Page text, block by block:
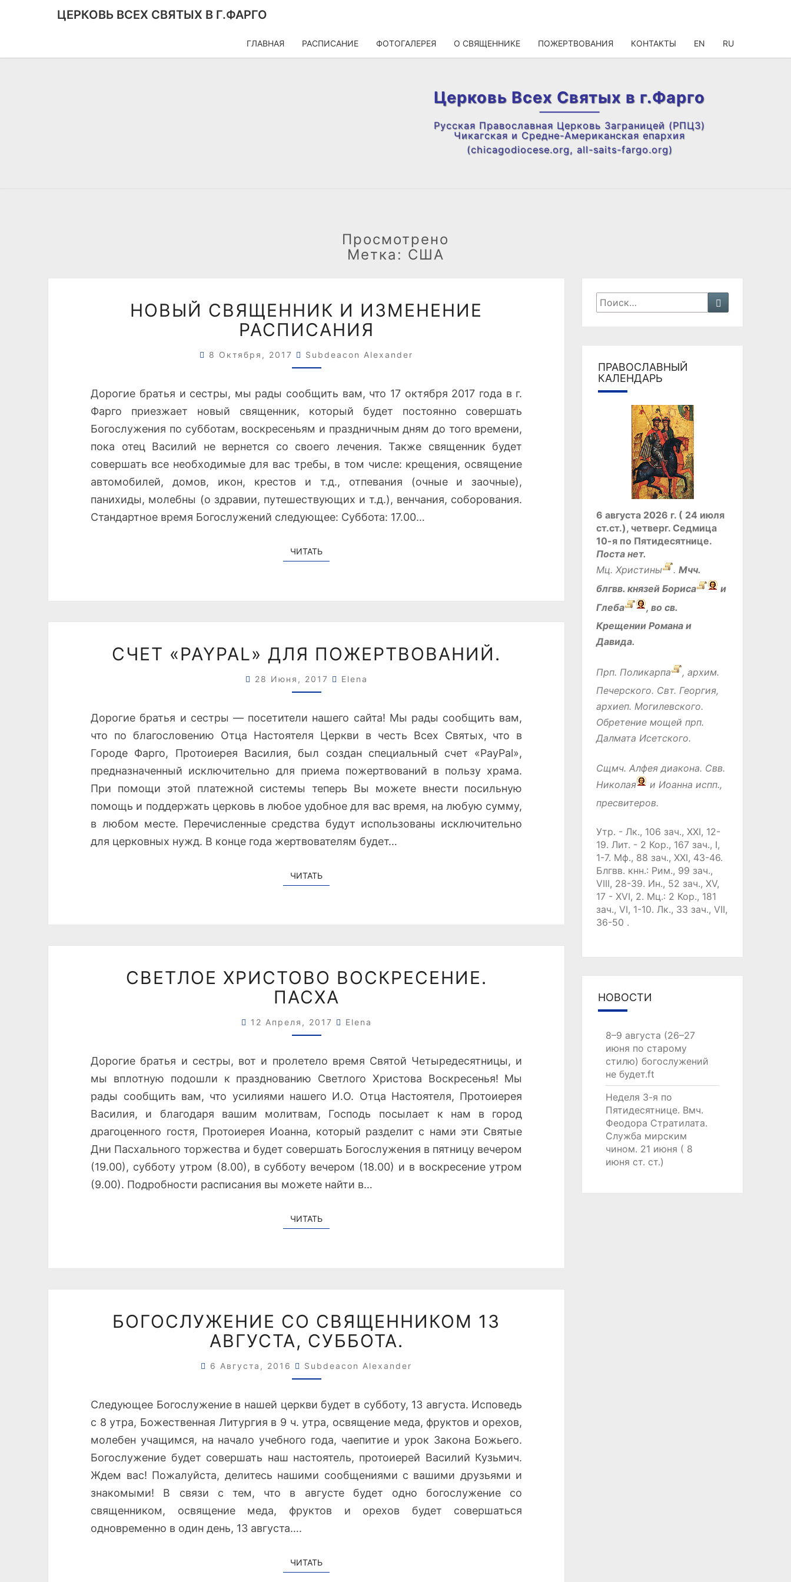
ЦЕРКОВЬ ВСЕХ СВЯТЫХ В Г.ФАРГО
ГЛАВНАЯ РАСПИСАНИЕ ФОТОГАЛЕРЕЯ О СВЯЩЕННИКЕ ПОЖЕРТВОВАНИЯ КОНТАКТЫ EN RU
Церковь Всех Святых в г.Фарго
Русская Православная Церковь Заграницей (РПЦЗ)
Чикагская и Средне-Американская епархия
(chicagodiocese.org, all-saits-fargo.org)
Просмотрено
Метка: США
О
В
Ы
Й
С
Я
Щ
Е
Н
Н
К
И
И
М
Е
И
Р
А
С
П
С
А
Н
И
НОВЫЙ СВЯЩЕННИК И ИЗМЕНЕНИЕ
РАСПИСАНИЯ
8 Октября, 2017 Subdeacon Alexander
Дорогие братья и сестры, мы рады сообщить вам, что 17 октября 2017 года в г.
Фарго приезжает новый священник, который будет постоянно совершать
Богослужения по субботам, воскресеньям и праздничным дням до того времени,
пока отец Василий не вернется со своего лечения. Также священник будет
совершать все необходимые для вас требы, в том числе: крещения, освящение
автомобилей, домов, икон, крестов и т.д., отпевания (очные и заочные),
панихиды, молебны (о здравии, путешествующих и т.д.), венчания, соборования.
Стандартное время Богослужений следующее: Суббота: 17.00…
ЧИТАТЬ
Т
P
Y
P
A
L
»
Д
Л
Я
О
Ж
В
В
А
Н
И
Й
СЧЕТ «PAYPAL» ДЛЯ ПОЖЕРТВОВАНИЙ.
28 Июня, 2017 Elena
Дорогие братья и сестры — посетители нашего сайта! Мы рады сообщить вам,
что по благословению Отца Настоятеля Церкви в честь Всех Святых, что в
Городе Фарго, Протоиерея Василия, был создан специальный счет «PayPal»,
предназначенный исключительно для приема пожертвований в пользу храма.
При помощи этой платежной системы теперь Вы можете внести посильную
помощь и поддержать церковь в любое удобное для вас время, на любую сумму,
в любом месте. Перечисленные средства будут использованы исключительно
для церковных нужд. В конце года жертвователям будет…
ЧИТАТЬ
В
Е
Т
Л
О
Х
Р
И
С
О
В
О
В
С
К
Е
И
Е
.
П
А
Х
А
СВЕТЛОЕ ХРИСТОВО ВОСКРЕСЕНИЕ.
ПАСХА
12 Апреля, 2017 Elena
Дорогие братья и сестры, вот и пролетело время Святой Четыредесятницы, и
мы вплотную подошли к празднованию Светлого Христова Воскресенья! Мы
рады сообщить вам, что усилиями нашего И.О. Отца Настоятеля, Протоиерея
Василия, и благодаря вашим молитвам, Господь посылает к нам в город
драгоценного гостя, Протоиерея Иоанна, который разделит с нами эти Святые
Дни Пасхального торжества и будет совершать Богослужения в пятницу вечером
(19.00), субботу утром (8.00), в субботу вечером (18.00) и в воскресение утром
(9.00). Подробности расписания вы можете найти в…
ЧИТАТЬ
О
Г
О
С
Л
Ж
Е
Н
И
О
С
Щ
Е
БОГОСЛУЖЕНИЕ СО СВЯЩЕННИКОМ 13
АВГУСТА, СУББОТА.
6 Августа, 2016 Subdeacon Alexander
Следующее Богослужение в нашей церкви будет в субботу, 13 августа. Исповедь
с 8 утра, Божественная Литургия в 9 ч. утра, освящение меда, фруктов и орехов,
молебен учащимся, на начало учебного года, чаепитие и урок Закона Божьего.
Богослужение будет совершать наш настоятель, протоиерей Василий Кузьмич.
Ждем вас! Пожалуйста, делитесь нашими сообщениями с вашими друзьями и
знакомыми! В связи с тем, что в августе будет одно богослужение со
священником, освящение меда, фруктов и орехов будет совершаться
одновременно в один день, 13 августа….
ЧИТАТЬ
Искать:
ПРАВОСЛАВНЫЙ
КАЛЕНДАРЬ
6 августа 2026 г. ( 24 июля
ст.ст.), четверг. Седмица
10-я по Пятидесятнице.
Поста нет.
Мц.Христины .Мчч.
блгвв. князейБориса
и
Глеба
, во св.
Крещении Романа и
Давида.
Прп.Поликарпа
, архим.
Печерского. Свт.Георгия,
архиеп. Могилевского.
Обретение мощей прп.
Далмата Исетского.
Сщмч.Алфея диакона. Свв.
Николая
иИоанна испп.,
пресвитеров.
Утр. -Лк., 106 зач., XXI, 12-
19. Лит. - 2 Кор., 167 зач., I,
1-7. Мф., 88 зач., XXI, 43-46.
Блгвв. кнн.: Рим., 99 зач.,
VIII, 28-39. Ин., 52 зач., XV,
17 - XVI, 2. Мц.: 2 Кор., 181
зач., VI, 1-10. Лк., 33 зач., VII,
36-50 .
НОВОСТИ
8–9 августа (26–27
июня по старому
стилю) богослужений
не будет.ft
Неделя 3-я по
Пятидесятнице. Вмч.
Феодора Стратилата.
Служба мирским
чином. 21 июня ( 8
июня ст. ст.)